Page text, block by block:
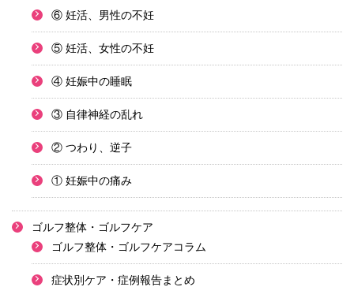
⑥ 妊活、男性の不妊
⑤ 妊活、女性の不妊
④ 妊娠中の睡眠
③ 自律神経の乱れ
② つわり、逆子
① 妊娠中の痛み
ゴルフ整体・ゴルフケア
ゴルフ整体・ゴルフケアコラム
症状別ケア・症例報告まとめ